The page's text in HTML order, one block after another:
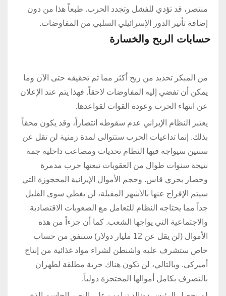
منتصر، قد تؤدي للفشل وتجدد الحرب. طبعاً هذا من دون
إضافة تأثير الدور الإسرائيلي السلبي من المفاوضات.
حسابات الربح والخسارة
من المبكر تحديد من ربح أكثر مما تم تحقيقه حتى الآن وما
يمكن أن تفضي إليه المفاوضات لاحقاً. فهذا يتم عند الإعلان
عن انتهاء الحرب وعودة القوات لقواعدها.
يعتبر النظام الإيراني عدم سقوطه انتصاراً، وقد يكون محقاً
بذلك. إنما تداعيات الحرب ستتوالى لمدة زمنية لن تقل عن
سنتين سيواجه فيها النظام تحديات ومصاعب داخلية جمة
نتيجة سنوات طوال من العقوبات تبعتها حرب مدمرة
وحصار بحري قاس. وحجم الأموال الإيرانية المحجوزة التي
سيتم الإفراج عنها بالأشهر المقبلة، لن يغطي سوى القليل
جداً مما يحتاجه النظام للتعامل مع الصعوبات الاقتصادية
والاجتماعية التي يواجها الشعب. كما أن جزءاً من هذه
الأموال (لن يقل عن 12 مليار دولار) ستنفق من حساب
خاص ستشرف عليه واشنطن لشراء مواد غذائية من إنتاج
أميركي. وبالتالي، لن تكون هناك حرية مطلقة لطهران
بالتصرف بكامل أموالها المحتجزة دولياً.